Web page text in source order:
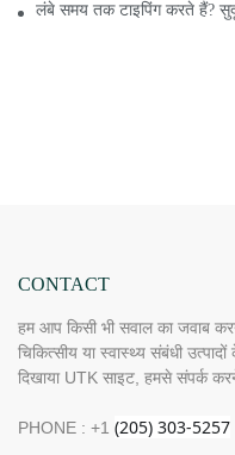
लंबे समय तक टाइपिंग करते हैं?
CONTACT
हम आप किसी भी सवाल का जवाब
चिकित्सीय या स्वास्थ्य संबंधी
दिखाया UTK साइट, हमसे संपर्क
PHONE : +1